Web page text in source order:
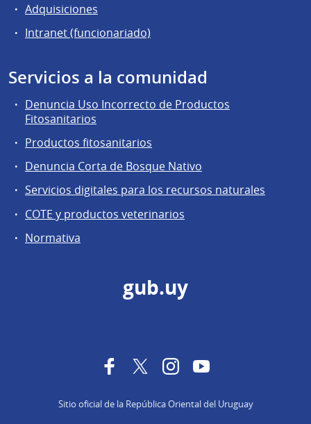
Adquisiciones
Intranet (funcionariado)
Servicios a la comunidad
Denuncia Uso Incorrecto de Productos
Fitosanitarios
Productos fitosanitarios
Denuncia Corta de Bosque Nativo
Servicios digitales para los recursos naturales
COTE y productos veterinarios
Normativa
gub.uy
FacebookTwitterInstagramYouTube
Sitio oficial de la República Oriental del Uruguay